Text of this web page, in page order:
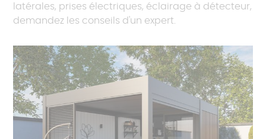
latérales, prises électriques, éclairage à détecteur,
demandez les conseils d'un expert.